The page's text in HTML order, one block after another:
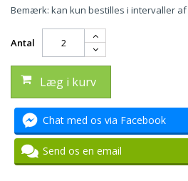
Bemærk: kan kun bestilles i intervaller af
Antal
Læg i kurv
Chat med os via Facebook
Send os en email